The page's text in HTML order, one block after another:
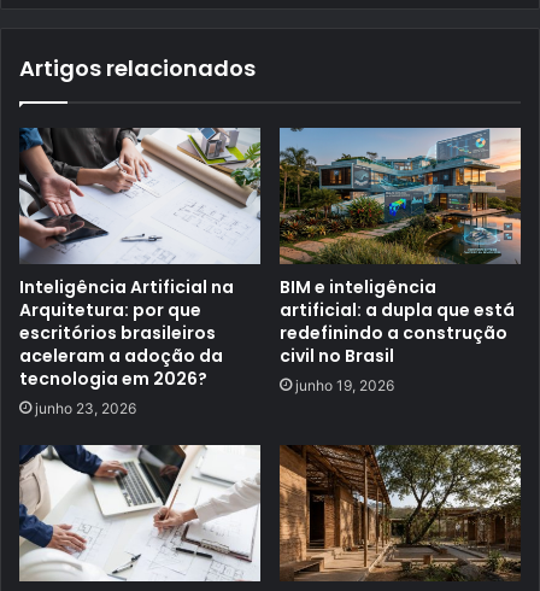
Artigos relacionados
Inteligência Artificial na
Arquitetura: por que
escritórios brasileiros
aceleram a adoção da
tecnologia em 2026?
junho 23, 2026
BIM e inteligência
artificial: a dupla que está
redefinindo a construção
civil no Brasil
junho 19, 2026